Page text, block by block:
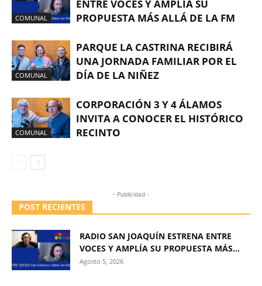
COMUNAL
ENTRE VOCES Y AMPLÍA SU
PROPUESTA MÁS ALLÁ DE LA FM
COMUNAL
PARQUE LA CASTRINA RECIBIRÁ
UNA JORNADA FAMILIAR POR EL
DÍA DE LA NIÑEZ
COMUNAL
CORPORACIÓN 3 Y 4 ÁLAMOS
INVITA A CONOCER EL HISTÓRICO
RECINTO
- Publicidad -
POST RECIENTES
RADIO SAN JOAQUÍN ESTRENA ENTRE
VOCES Y AMPLÍA SU PROPUESTA MÁS...
Agosto 5, 2026